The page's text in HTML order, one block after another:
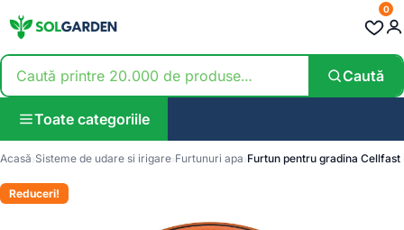
Caută
0
Toate categoriile
Acasă Sisteme de udare si irigare Furtunuri apa Furtun pentru gradina
Reduceri!